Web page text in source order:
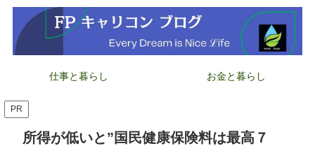
仕事と暮らし お金と暮らし
PR
所得が低いと”国民健康保険料は最高７